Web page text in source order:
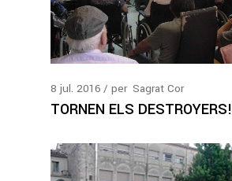
8 jul. 2016 per Sagrat Cor
TORNEN ELS DESTROYERS!